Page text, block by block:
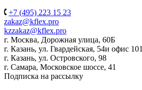
+7 (495) 223 15 23
zakaz@kflex.pro
kzzakaz@kflex.pro
г. Москва, Дорожная улица, 60Б
г. Казань, ул. Гвардейская, 54и офис 101
г. Казань, ул. Островского, 98
г. Самара, Московское шоссе, 41
Подписка на рассылку